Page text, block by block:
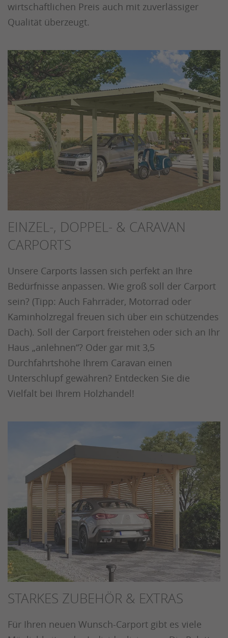
wirtschaftlichen Preis auch mit zuverlässiger
Qualität überzeugt.
EINZEL-, DOPPEL- & CARAVAN
CARPORTS
Unsere Carports lassen sich perfekt an Ihre
Bedürfnisse anpassen. Wie groß soll der Carport
sein? (Tipp: Auch Fahrräder, Motorrad oder
Kaminholzregal freuen sich über ein schützendes
Dach). Soll der Carport freistehen oder sich an Ihr
Haus „anlehnen“? Oder gar mit 3,5
Durchfahrtshöhe Ihrem Caravan einen
Unterschlupf gewähren? Entdecken Sie die
Vielfalt bei Ihrem Holzhandel!
STARKES ZUBEHÖR & EXTRAS
Für Ihren neuen Wunsch-Carport gibt es viele